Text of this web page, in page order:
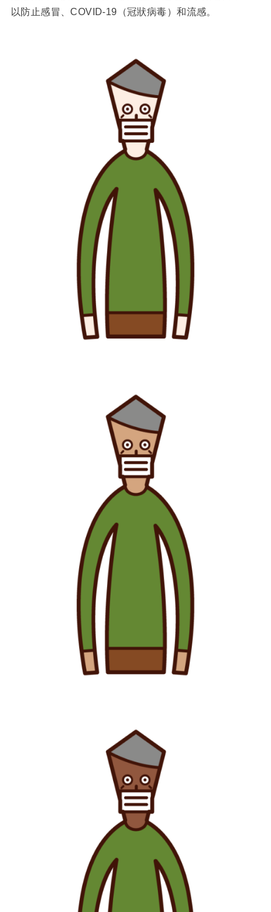
以防止感冒、COVID-19（冠狀病毒）和流感。